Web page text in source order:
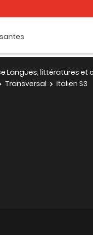
Langues, littératures et
Transversal Italien S3